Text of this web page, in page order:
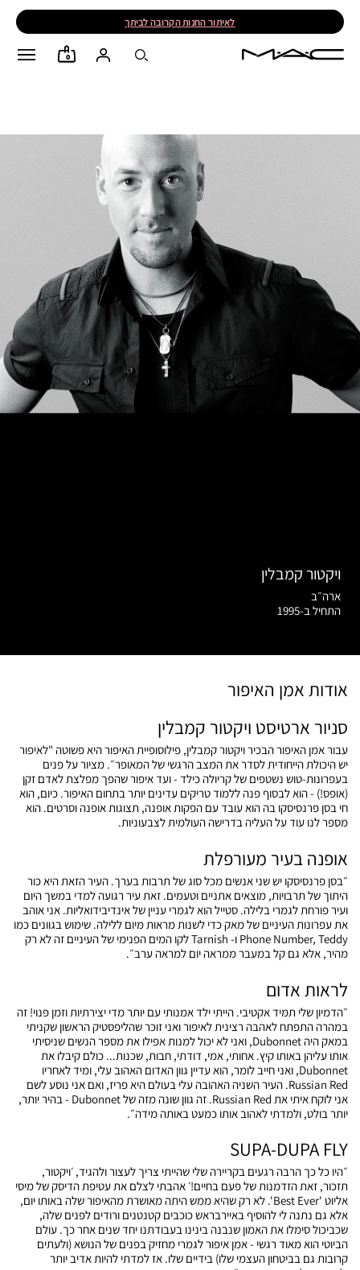
לאיתור החנות הקרובה לביתך
0
ויקטור קמבלין
ארה״ב
התחיל ב-1995
אודות אמן האיפור
סניור ארטיסט ויקטור קמבלין
עבור אמן האיפור הבכיר ויקטור קמבלין, פילוסופיית האיפור היא פשוטה "לאיפור
יש היכולת הייחודית לסדר את המצב הרגשי של המאופר״. מציור על פנים
בעפרונות-טוש נשטפים של קריולה כילד - ועד איפור שהפך מפלצת לאדם זקן
(אופס!) - הוא לבסוף פנה ללמוד טריקים עדינים יותר בתחום האיפור. כיום, הוא
חי בסן פרנסיסקו בה הוא עובד עם הפקות אופנה, תצוגות אופנה וסרטים. הוא
מספר לנו עוד על העליה בדרישה העולמית לצבעוניות.
אופנה בעיר מעורפלת
״בסן פרנסיסקו יש שני אנשים מכל סוג של תרבות בערך. העיר הזאת היא כור
היתוך של תרבויות, מוצאים אתניים וטעמים. זאת עיר רגועה למדי במשך היום
ועיר פורחת לגמרי בלילה. סטייל הוא לגמרי עניין של אינדיבידואליות. אני אוהב
את עפרונות העיניים של מאק כדי לשנות מראות מיום ללילה. שימוש בגוונים כמו
Phone Number, Teddy ו- Tarnish לקו המים הפנימי של העיניים זה לא רק
מהיר, אלא גם קל במעבר ממראה יום למראה ערב״.
לראות אדום
״הדמיון שלי תמיד אקטיבי. הייתי ילד אמנותי עם יותר מדי יצירתיות וזמן פנוי! זה
במהרה התפתח לאהבה רצינית לאיפור ואני זוכר שהליפסטיק הראשון שקניתי
במאק היה Dubonnet, ואני לא יכול למנות אפילו את מספר הנשים שניסיתי
אותו עליהן באותו קיץ. אחותי, אמי, דודתי, חבות, שכנות... כולם קיבלו את
Dubonnet, ואני חייב לומר, הוא עדיין גוון האדום האהוב עלי, ומיד לאחריו
Russian Red. העיר השניה האהובה עלי בעולם היא פריז, ואם אני נוסע לשם
אני לוקח איתי את Russian Red. זה גוון שונה מזה של Dubonnet - בהיר יותר,
יותר בולט, ולמדתי לאהוב אותו כמעט באותה מידה״.
SUPA-DUPA FLY
״היו כל כך הרבה רגעים בקריירה שלי שהייתי צריך לעצור ולהגיד, ׳ויקטור,
תזכור, זאת הזדמנות של פעם בחיים!׳ אהבתי לצלם את עטיפת הדיסק של מיסי
אליוט 'Best Ever'. לא רק שהיא ממש היתה מאושרת מהאיפור שלה באותו יום,
אלא גם נתנה לי להוסיף באיירבראש כוכבים קטנטנים ורודים לפנים שלה,
שכביכול סימלו את האמון שנבנה בינינו בעבודתנו יחד שנים אחר כך. עולם
הביוטי הוא מאוד רגשי - אמן איפור לגמרי מחזיק בפנים של הנושא (ולעתים
קרובות גם בביטחון העצמי שלו) בידיים שלו. אז למדתי להיות אדיב יותר